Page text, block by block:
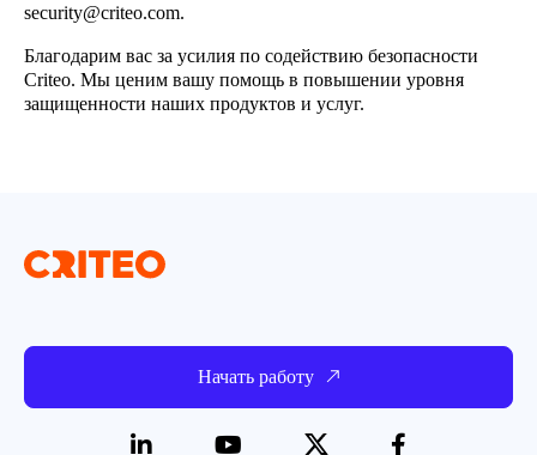
security@criteo.com.
Благодарим вас за усилия по содействию безопасности
Criteo. Мы ценим вашу помощь в повышении уровня
защищенности наших продуктов и услуг.
Начать работу